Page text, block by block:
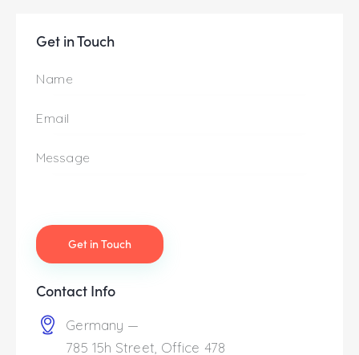
Get in Touch
Contact Info
Germany —
785 15h Street, Office 478